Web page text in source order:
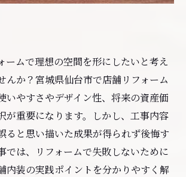
ームで理想の空間を形にしたいと考え
んか？宮城県仙台市で店舗リフォーム
いやすさやデザイン性、将来の資産価
が重要になります。しかし、工事内容
ると思い描いた成果が得られず後悔す
では、リフォームで失敗しないために
内装の実践ポイントを分かりやすく解